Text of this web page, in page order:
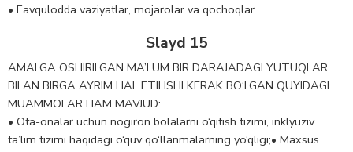
• Favqulodda vaziyatlar, mojarolar va qochoqlar.
Slayd 15
AMALGA OSHIRILGAN MA’LUM BIR DARAJADAGI YUTUQLAR
BILAN BIRGA AYRIM HAL ETILISHI KERAK BO‘LGAN QUYIDAGI
MUAMMOLAR HAM MAVJUD:
• Ota-onalar uchun nogiron bolalarni o‘qitish tizimi, inklyuziv
ta’lim tizimi haqidagi o‘quv qo‘llanmalarning yo‘qligi;• Maxsus